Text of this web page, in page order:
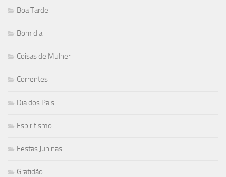
Boa Tarde
Bom dia
Coisas de Mulher
Correntes
Dia dos Pais
Espiritismo
Festas Juninas
Gratidão